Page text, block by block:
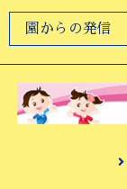
園からの発信